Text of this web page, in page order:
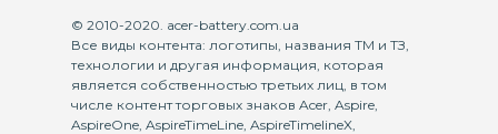
© 2010-2020. acer-battery.com.ua
Все виды контента: логотипы, названия ТМ и ТЗ,
технологии и другая информация, которая
является собственностью третьих лиц, в том
числе контент торговых знаков Acer, Aspire,
AspireOne, AspireTimeLine, AspireTimelineX,